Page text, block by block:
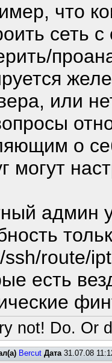
что
сеть
или
о
могут
админ
ssh/route/
есть
not! Do. Or
Bercut Дата31.07.08